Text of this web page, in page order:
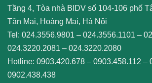
Tầng 4, Tòa nhà BIDV số 104-106 phố
Tân Mai, Hoàng Mai, Hà Nội
Tel: 024.3556.9801 – 024.3556.1101 –
024.3220.2081 – 024.3220.2080
Hotline: 0903.420.678 – 0903.458.112 –
0902.438.438